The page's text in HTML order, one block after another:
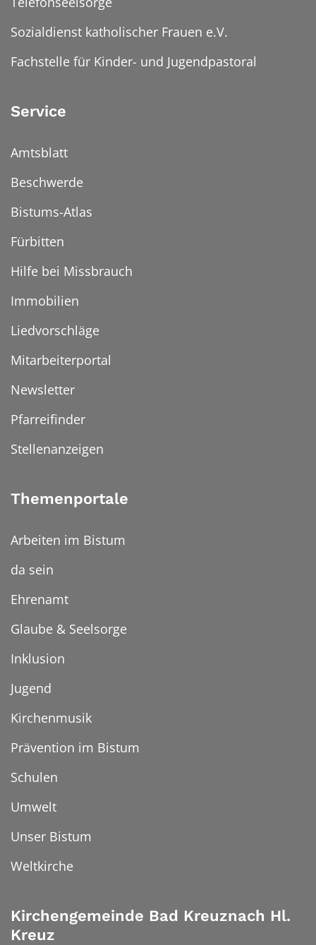
Sozialdienst katholischer Frauen e.V.
Fachstelle für Kinder- und Jugendpastoral
Service
Amtsblatt
Beschwerde
Bistums-Atlas
Fürbitten
Hilfe bei Missbrauch
Immobilien
Liedvorschläge
Mitarbeiterportal
Newsletter
Pfarreifinder
Stellenanzeigen
Themenportale
Arbeiten im Bistum
da sein
Ehrenamt
Glaube & Seelsorge
Inklusion
Jugend
Kirchenmusik
Prävention im Bistum
Schulen
Umwelt
Unser Bistum
Weltkirche
Kirchengemeinde Bad Kreuznach Hl.
Kreuz